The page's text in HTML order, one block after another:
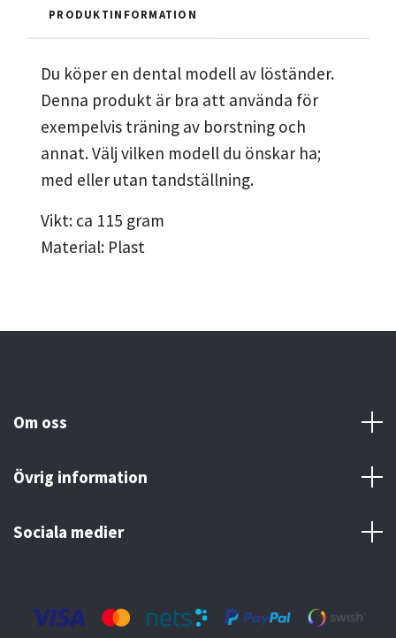
PRODUKTINFORMATION
Du köper en dental modell av löständer.
Denna produkt är bra att använda för
exempelvis träning av borstning och
annat. Välj vilken modell du önskar ha;
med eller utan tandställning.
Vikt: ca 115 gram
Material: Plast
Om oss
Övrig information
Sociala medier